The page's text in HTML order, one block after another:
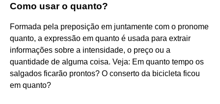
Como usar o quanto?
Formada pela preposição em juntamente com o pronome
quanto, a expressão em quanto é usada para extrair
informações sobre a intensidade, o preço ou a
quantidade de alguma coisa. Veja: Em quanto tempo os
salgados ficarão prontos? O conserto da bicicleta ficou
em quanto?